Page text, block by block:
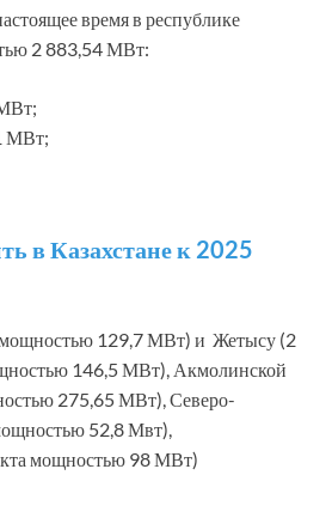
время в республике
2 883,54 МВт:
МВт;
в Казахстане к 2025
мощностью 129,7 МВт) и Жетысу (2
146,5 МВт), Акмолинской
275,65 МВт), Северо-
52,8 Мвт),
мощностью 98 МВт)